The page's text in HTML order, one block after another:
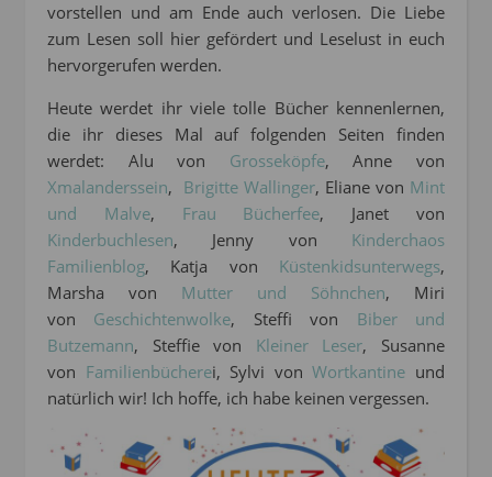
vorstellen und am Ende auch verlosen. Die Liebe
zum Lesen soll hier gefördert und Leselust in euch
hervorgerufen werden.
Heute werdet ihr viele tolle Bücher kennenlernen,
die ihr dieses Mal auf folgenden Seiten finden
werdet: Alu von Grosseköpfe, Anne von
Xmalanderssein, Brigitte Wallinger, Eliane von Mint
und Malve, Frau Bücherfee, Janet von
Kinderbuchlesen, Jenny von Kinderchaos
Familienblog, Katja von Küstenkidsunterwegs,
Marsha von Mutter und Söhnchen, Miri
von Geschichtenwolke, Steffi von Biber und
Butzemann, Steffie von Kleiner Leser, Susanne
von Familienbücherei, Sylvi vonWortkantine und
natürlich wir! Ich hoffe, ich habe keinen vergessen.